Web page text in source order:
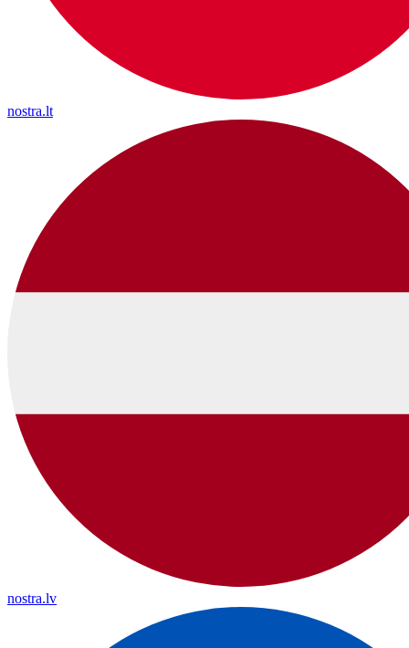
nostra.lt
nostra.lv